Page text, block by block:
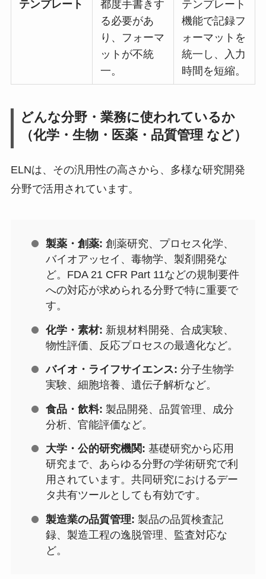
テンプレート
都度手書きす
る必要があ
り、フォーマ
ットが不統
一。
テンプレート
機能で記録フ
ォーマットを
統一し、入力
時間を短縮。
どんな分野・業務に使われているか
（化学・生物・医薬・品質管理 など）
ELNは、その汎用性の高さから、多様な研究開発
分野で活用されています。
製薬・創薬: 創薬研究、プロセス化学、
バイオアッセイ、毒物学、製剤開発な
ど。FDA 21 CFR Part 11などの規制要件
への対応が求められる分野で特に重要で
す。
化学・素材: 新規材料開発、合成実験、
物性評価、反応プロセスの最適化など。
バイオ・ライフサイエンス: 分子生物学
実験、細胞培養、遺伝子解析など。
食品・飲料: 製品開発、品質管理、成分
分析、官能評価など。
大学・公的研究機関: 基礎研究から応用
研究まで、あらゆる分野の学術研究で利
用されています。共同研究におけるデー
タ共有ツールとしても有効です。
製造業の品質管理: 製品の品質検査記
録、製造工程の逸脱管理、監査対応な
ど。